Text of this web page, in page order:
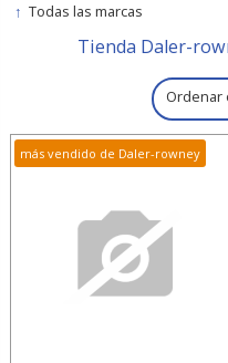
↑ Todas las marcas
Tienda Daler-
Ordenar
más vendido de Daler-rowney